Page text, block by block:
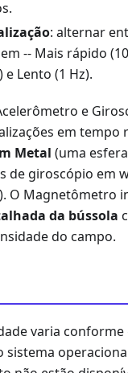
: alternar
-- Mais rápido
e Lento (1 Hz).
e
em tempo
Metal (uma
de giroscópio em
O Magnetômetro
da bússola
do campo.
varia
sistema